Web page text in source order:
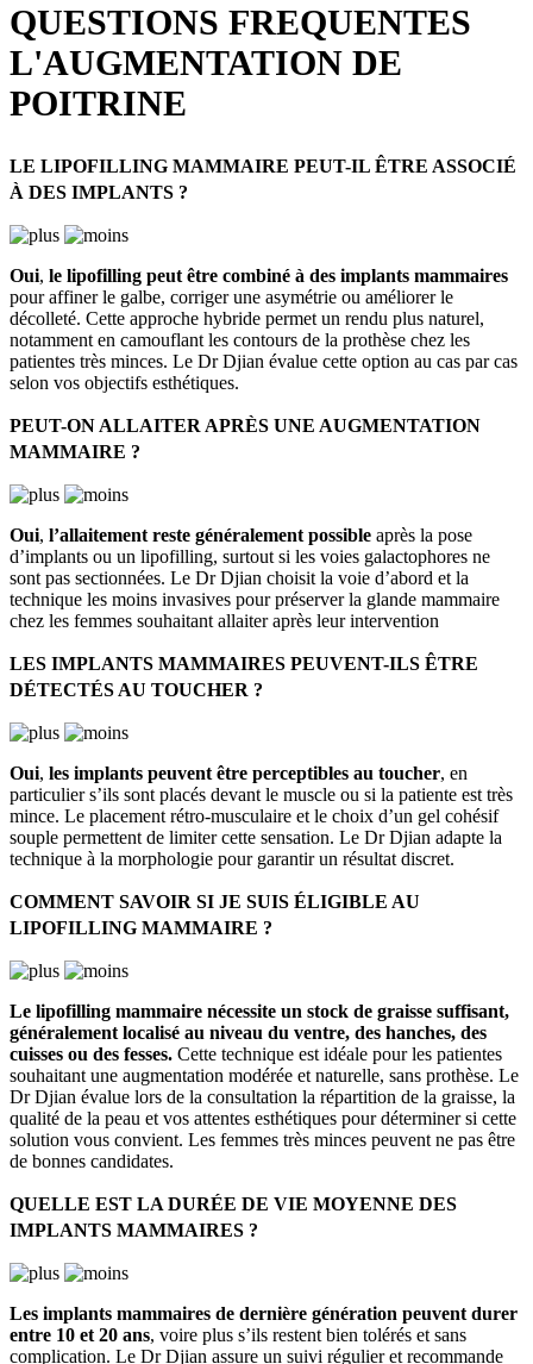
QUESTIONS FREQUENTES
L'AUGMENTATION DE
POITRINE
LE LIPOFILLING MAMMAIRE PEUT-IL ÊTRE ASSOCIÉ
À DES IMPLANTS ?
Oui, le lipofilling peut être combiné à des implants mammaires
pour affiner le galbe, corriger une asymétrie ou améliorer le
décolleté. Cette approche hybride permet un rendu plus naturel,
notamment en camouflant les contours de la prothèse chez les
patientes très minces. Le Dr Djian évalue cette option au cas par cas
selon vos objectifs esthétiques.
PEUT-ON ALLAITER APRÈS UNE AUGMENTATION
MAMMAIRE ?
Oui, l’allaitement reste généralement possible après la pose
d’implants ou un lipofilling, surtout si les voies galactophores ne
sont pas sectionnées. Le Dr Djian choisit la voie d’abord et la
technique les moins invasives pour préserver la glande mammaire
chez les femmes souhaitant allaiter après leur intervention
LES IMPLANTS MAMMAIRES PEUVENT-ILS ÊTRE
DÉTECTÉS AU TOUCHER ?
Oui, les implants peuvent être perceptibles au toucher, en
particulier s’ils sont placés devant le muscle ou si la patiente est très
mince. Le placement rétro-musculaire et le choix d’un gel cohésif
souple permettent de limiter cette sensation. Le Dr Djian adapte la
technique à la morphologie pour garantir un résultat discret.
COMMENT SAVOIR SI JE SUIS ÉLIGIBLE AU
LIPOFILLING MAMMAIRE ?
Le lipofilling mammaire nécessite un stock de graisse suffisant,
généralement localisé au niveau du ventre, des hanches, des
cuisses ou des fesses. Cette technique est idéale pour les patientes
souhaitant une augmentation modérée et naturelle, sans prothèse. Le
Dr Djian évalue lors de la consultation la répartition de la graisse, la
qualité de la peau et vos attentes esthétiques pour déterminer si cette
solution vous convient. Les femmes très minces peuvent ne pas être
de bonnes candidates.
QUELLE EST LA DURÉE DE VIE MOYENNE DES
IMPLANTS MAMMAIRES ?
Les implants mammaires de dernière génération peuvent durer
entre 10 et 20 ans, voire plus s’ils restent bien tolérés et sans
complication. Le Dr Djian assure un suivi régulier et recommande